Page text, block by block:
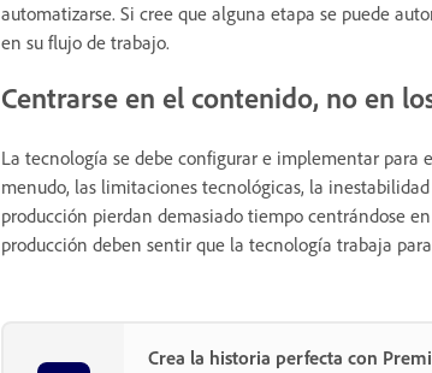
automatizarse. Si cree que alguna etapa se puede
en su flujo de trabajo.
Centrarse en el contenido, no en
La tecnología se debe configurar e implementar para
menudo, las limitaciones tecnológicas, la
producción pierdan demasiado tiempo centrándose
producción deben sentir que la tecnología trabaja
Crea la historia perfecta con